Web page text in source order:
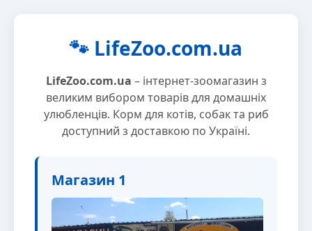
🐾 LifeZoo.com.ua
LifeZoo.com.ua – інтернет-зоомагазин з
великим вибором товарів для домашніх
улюбленців. Корм для котів, собак та риб
доступний з доставкою по Україні.
Магазин 1